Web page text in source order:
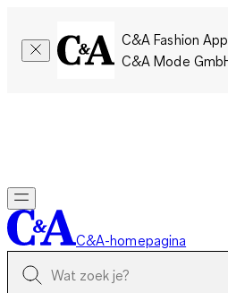
C&A Fashion App
C&A Mode
C&A-homepagina